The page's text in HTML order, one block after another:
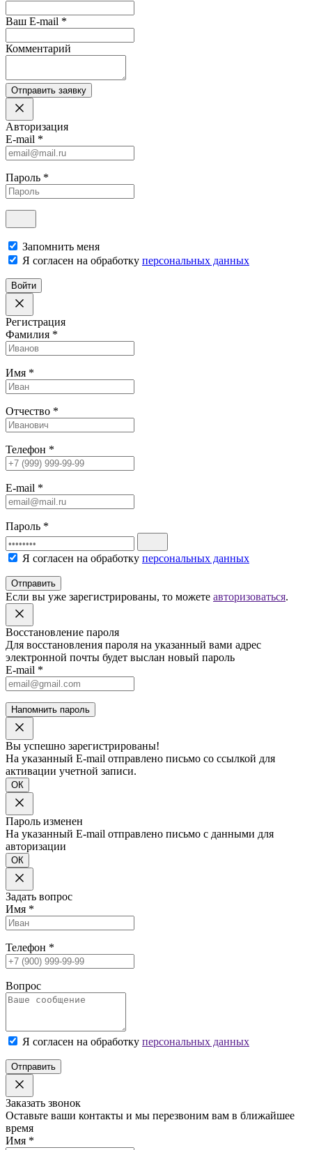
Ваш E-mail *
Комментарий
Отправить заявку
Авторизация
E-mail *
Пароль *
Запомнить меня
Я согласен на обработку персональных данных
Войти
Регистрация
Фамилия *
Имя *
Отчество *
Телефон *
E-mail *
Пароль *
Я согласен на обработку персональных данных
Отправить
Если вы уже зарегистрированы, то можете авторизоваться.
Восстановление пароля
Для восстановления пароля на указанный вами адрес
электронной почты будет выслан новый пароль
E-mail *
Напомнить пароль
Вы успешно зарегистрированы!
На указанный E-mail отправлено письмо со ссылкой для
активации учетной записи.
ОК
Пароль изменен
На указанный E-mail отправлено письмо с данными для
авторизации
ОК
Задать вопрос
Имя *
Телефон *
Вопрос
Я согласен на обработку персональных данных
Отправить
Заказать звонок
Оставьте ваши контакты и мы перезвоним вам в ближайшее
время
Имя *